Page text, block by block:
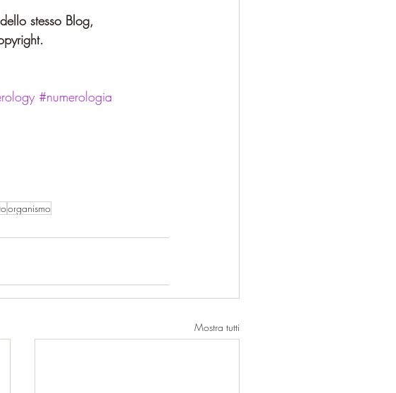
stesso Blog,
#numerologia
organismo
Mostra tutti